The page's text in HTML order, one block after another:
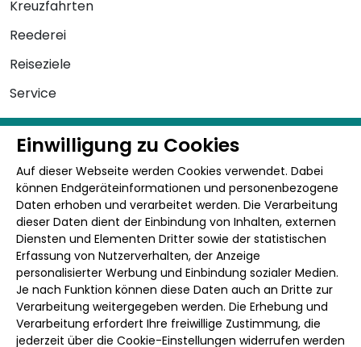
Einwilligung zu Cookies
Auf dieser Webseite werden Cookies verwendet. Dabei
können Endgeräteinformationen und personenbezogene
Daten erhoben und verarbeitet werden. Die Verarbeitung
dieser Daten dient der Einbindung von Inhalten, externen
Diensten und Elementen Dritter sowie der statistischen
Erfassung von Nutzerverhalten, der Anzeige
personalisierter Werbung und Einbindung sozialer Medien.
Je nach Funktion können diese Daten auch an Dritte zur
Verarbeitung weitergegeben werden. Die Erhebung und
Verarbeitung erfordert Ihre freiwillige Zustimmung, die
jederzeit über die Cookie-Einstellungen widerrufen werden
Kreuzfahrten
Reederei
Reiseziele
Service
Kontakt
+49 3496 - 50 21 0
0800 - 300 3 200
0800 - 900 902
info@schiffs-urlaub.de